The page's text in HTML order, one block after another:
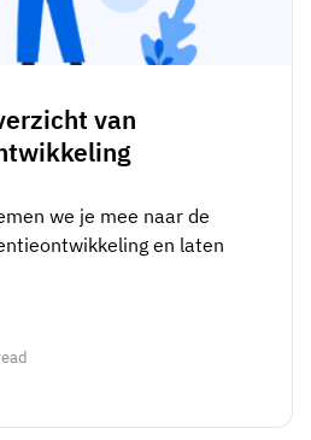
van
we je mee naar de
en laten